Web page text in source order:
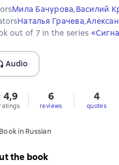
Мила Бачурова,Василий
Наталья Грачева,
out of 7 in the series
Audio
4,9 6
reviews
4
quotes
Book in Russian
the book